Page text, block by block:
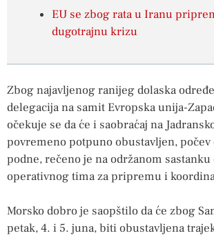
EU se zbog rata u Iranu
dugotrajnu krizu
Zbog najavljenog ranijeg dolaska
delegacija na samit Evropska unija-
očekuje se da će i saobraćaj na
povremeno potpuno obustavljen, počev
podne, rečeno je na održanom
operativnog tima za pripremu i
Morsko dobro je saopštilo da će zbog
petak, 4. i 5. juna, biti obustavljena